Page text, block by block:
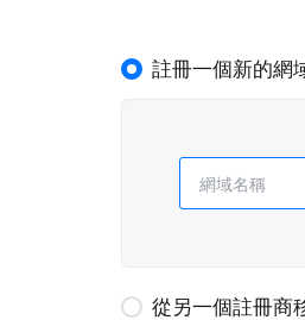
註冊一個新的網
從另一個註冊商